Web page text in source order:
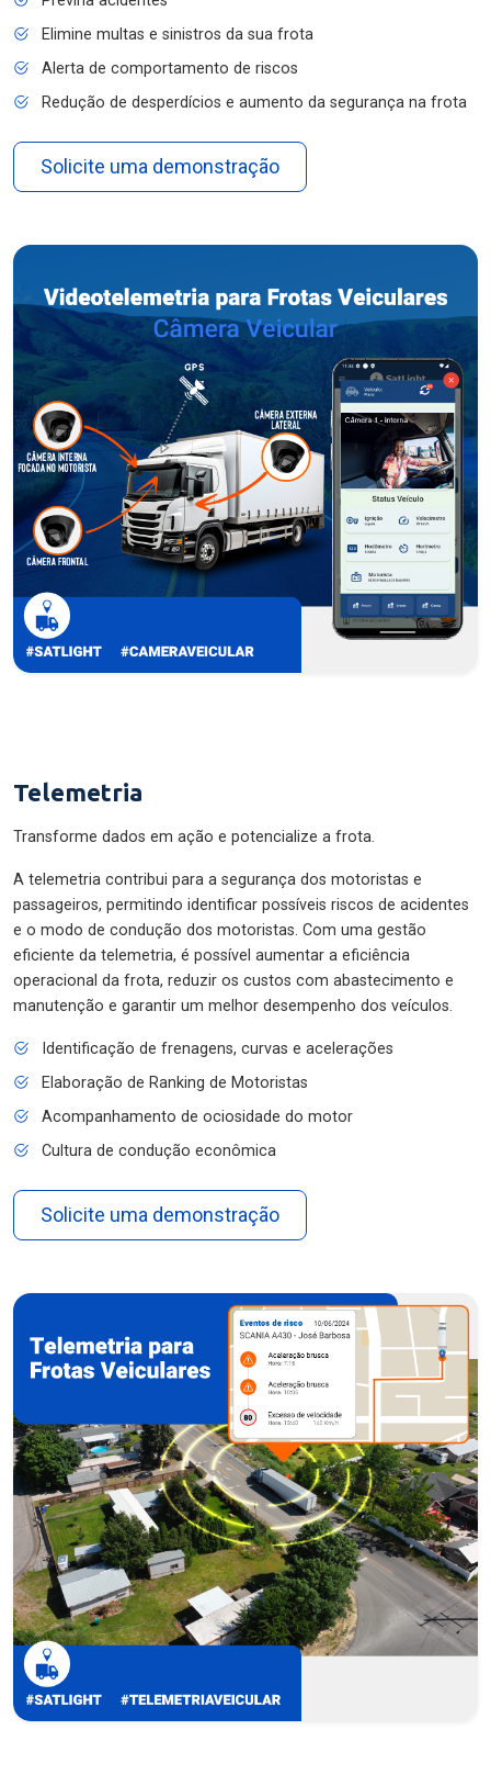
Elimine multas e sinistros da sua frota
Alerta de comportamento de riscos
Redução de desperdícios e aumento da segurança na frota
Solicite uma demonstração
Telemetria
Transforme dados em ação e potencialize a frota.
A telemetria contribui para a segurança dos motoristas e
passageiros, permitindo identificar possíveis riscos de acidentes
e o modo de condução dos motoristas. Com uma gestão
eficiente da telemetria, é possível aumentar a eficiência
operacional da frota, reduzir os custos com abastecimento e
manutenção e garantir um melhor desempenho dos veículos.
Identificação de frenagens, curvas e acelerações
Elaboração de Ranking de Motoristas
Acompanhamento de ociosidade do motor
Cultura de condução econômica
Solicite uma demonstração